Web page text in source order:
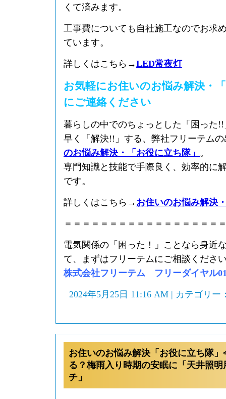
くて済みます。
工事費についても自社施工なのでお求
ています。
詳しくはこちら→LED常夜灯
お気軽にお住いのお悩み解決・
にご連絡ください
暮らしの中でのちょっとした「困った
早く「解決!!」する、弊社フリーテム
のお悩み解決・「お役に立ち隊」 。
専門知識と技能で手際良く、効率的に
です。
詳しくはこちら→ お住いのお悩み解決
＝＝＝＝＝＝＝＝＝＝＝＝＝＝＝＝＝
電気関係の「困った！」ことなら身近
て、まずはフリーテムにご相談くださ
株式会社フリーテム フリーダイヤル
2024年5月25日 11:16 AM | カテゴリー
お住いのお悩み解決「お役に立ち隊
る？梅雨入り時期の安眠に「天井照
チ」